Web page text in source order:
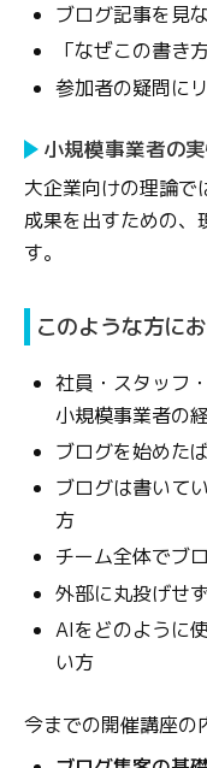
ブログ記事を見
「なぜこの書き
参加者の疑問に
小規模事業者の
大企業向けの理論で
成果を出すための、
す。
このような方に
社員・スタッフ
小規模事業者の
ブログを始めた
ブログは書いて
方
チーム全体でブ
外部に丸投げせ
AIをどのように
い方
今までの開催講座の